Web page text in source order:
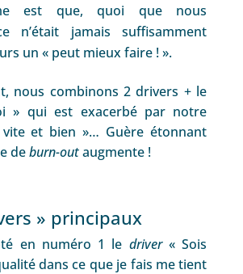
est que, quoi que nous
n’était jamais suffisamment
un « peut mieux faire ! ».
nous combinons 2 drivers + le
» qui est exacerbé par notre
et bien »… Guère étonnant
deburn-outaugmente !
» principaux
en numéro 1 le driver« Sois
dans ce que je fais me tient